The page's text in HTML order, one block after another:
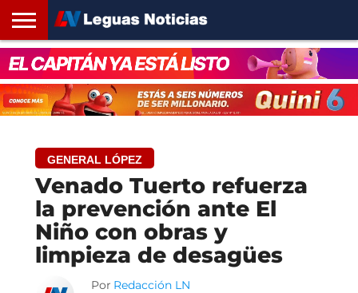
INICIO
SANTA
FE
ROSARIO24
REGIONES
ARGENTINA
OPINIÓN
CONTACTO
GENERAL LÓPEZ
Venado Tuerto refuerza
la prevención ante El
Niño con obras y
limpieza de desagües
Por Redacción LN